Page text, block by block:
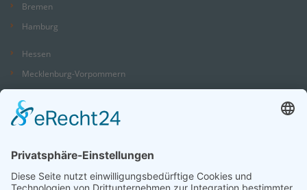
Bremen
Hamburg
Hessen
Mecklenburg-Vorpommern
Niedersachsen
Nordrhein-Westfalen
Saarland
Sachsen